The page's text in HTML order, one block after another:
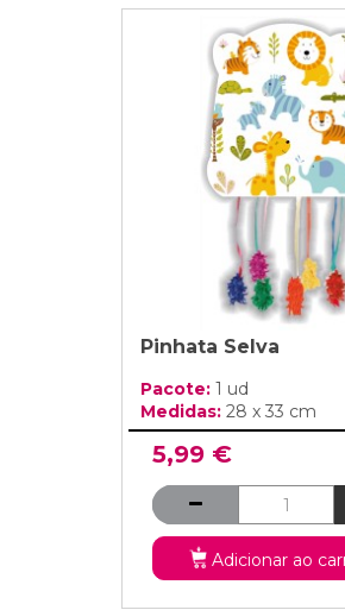
Pinhata Selva
Pacote: 1 ud
Medidas: 28 x 33 cm
5,99 €
Adicionar ao